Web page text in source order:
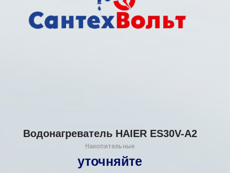
Водонагреватель HAIER ES30V-А2
Накопительные
уточняйте